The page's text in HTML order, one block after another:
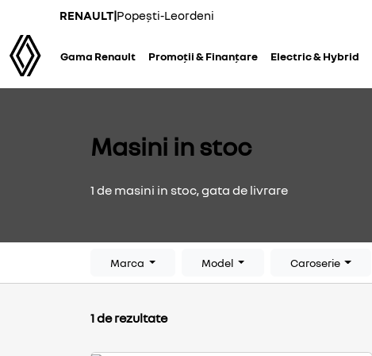
RENAULT|Popești-Leordeni
Gama Renault Promoții & Finanțare Electric & Hybrid
Masini in stoc
1 de masini in stoc, gata de livrare
Marca Model Caroserie
1 de rezultate